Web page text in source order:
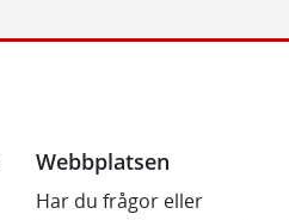
Webbplatsen
Har du frågor eller